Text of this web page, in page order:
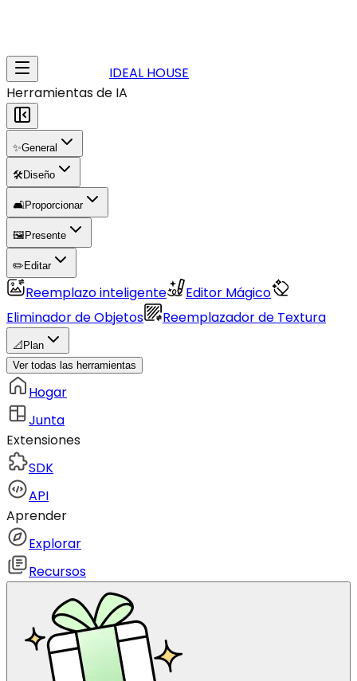
IDEAL HOUSE
Herramientas de IA
✨General
🛠️Diseño
🛋️Proporcionar
🖼️ Presente
✏️ Editar
Reemplazo inteligente
Editor Mágico
Eliminador de Objetos
Reemplazador de Textura
📐 Plan
Ver todas las herramientas
Hogar
Junta
Extensiones
SDK
API
Aprender
Explorar
Recursos